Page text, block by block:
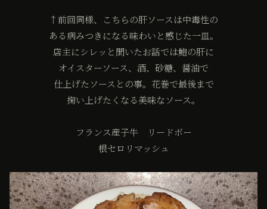
↑前回同様、こちらの肝ソースは中毒性の
ある病みつきになる味わいと感じた一皿。
店主にシレッと聞いたお話では鮑の肝に
オイスターソース、酒、砂糖、醤油で
仕上げたソースとの事。花巻で最後まで
掬い上げたくなる美味なソース。
フランス産子牛 リードボー
根セロリマッシュ